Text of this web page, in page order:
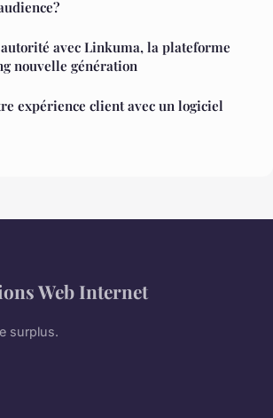
avec Linkuma, la plateforme
nouvelle génération
expérience client avec un logiciel
Web Internet
surplus.